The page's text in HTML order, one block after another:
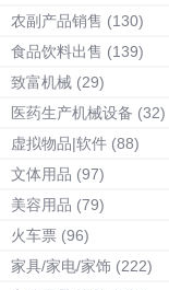
农副产品销售 (130)
食品饮料出售 (139)
致富机械 (29)
医药生产机械设备 (32)
虚拟物品|软件 (88)
文体用品 (97)
美容用品 (79)
火车票 (96)
家具/家电/家饰 (222)